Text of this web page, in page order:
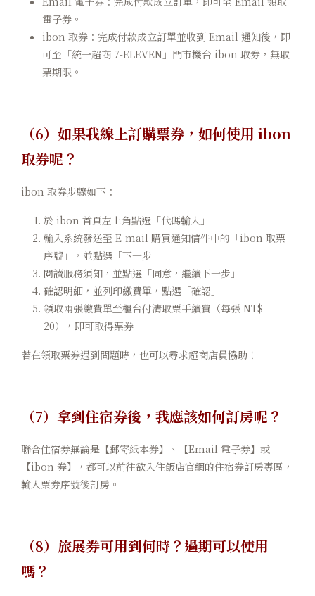
電子券。
ibon 取券：完成付款成立訂單並收到 Email 通知後，即
可至「統一超商 7-ELEVEN」門市機台 ibon 取券，無取
票期限。
（6）如果我線上訂購票券，如何使用 ibon
取券呢？
ibon 取券步驟如下：
於 ibon 首頁左上角點選「代碼輸入」
輸入系統發送至 E-mail 購買通知信件中的「ibon 取票
序號」，並點選「下一步」
閱讀服務須知，並點選「同意，繼續下一步」
確認明細，並列印繳費單，點選「確認」
領取兩張繳費單至櫃台付清取票手續費（每張 NT$
20），即可取得票券
若在領取票券遇到問題時，也可以尋求超商店員協助！
（7）拿到住宿券後，我應該如何訂房呢？
聯合住宿券無論是【郵寄紙本券】、【Email 電子券】或
【ibon 券】，都可以前往欲入住飯店官網的住宿券訂房專區，
輸入票券序號後訂房。
（8）旅展券可用到何時？過期可以使用
嗎？